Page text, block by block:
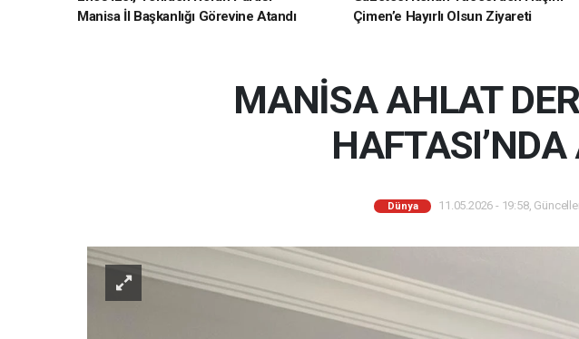
Manisa İl Başkanlığı Görevine Atandı
Çimen’e Hayırlı Olsun Ziyareti
MANİSA AHLAT
Dünya 11.05.2026 - 19:58,